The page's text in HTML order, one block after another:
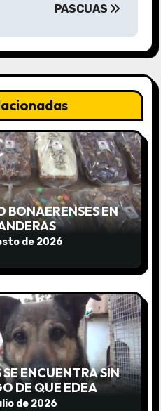
PASCUAS
BONAERENSES EN
de 2026
ENCUENTRA SIN
DE QUE EDEA
SIN AVISO
de 2026